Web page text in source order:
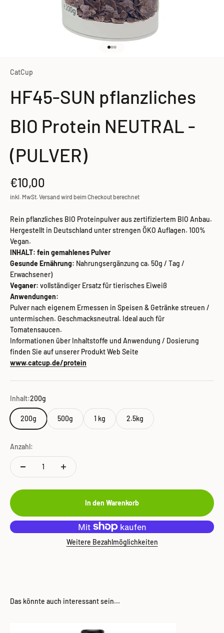
CatCup
HF45-SUN pflanzliches
BIO Protein NEUTRAL -
(PULVER)
Angebot
€10,00
inkl. MwSt. Versand wird beim Checkout berechnet
Rein pflanzliches BIO Proteinpulver aus zertifiziertem BIO Anbau.
Hergestellt in Deutschland unter strengen ÖKO Auflagen. 100%
Vegan.
INHALT: fein gemahlenes Pulver
Gesunde Ernährung: Nahrungsergänzung ca. 50g / Tag /
Erwachsener)
Veganer: vollständiger Ersatz für tierisches Eiweiß
Anwendungen:
Pulver nach eigenem Ermessen in Speisen & Getränke streuen /
untermischen. Geschmacksneutral. Ideal auch für
Tomatensaucen.
Informationen über Inhaltstoffe und Anwendung / Dosierung
finden Sie auf unserer Produkt Web Seite
www.catcup.de/protein
Inhalt:200g
200g 500g 1 kg 2.5kg
Anzahl:
In den Warenkorb
Weitere Bezahlmöglichkeiten